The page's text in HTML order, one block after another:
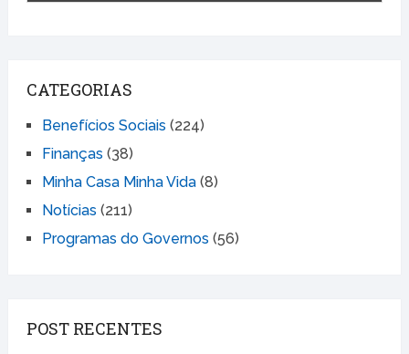
CATEGORIAS
Benefícios Sociais (224)
Finanças (38)
Minha Casa Minha Vida(8)
Notícias (211)
Programas do Governos (56)
POST RECENTES